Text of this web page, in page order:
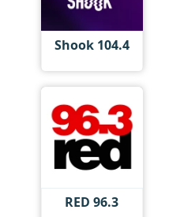
Shook 104.4
RED 96.3